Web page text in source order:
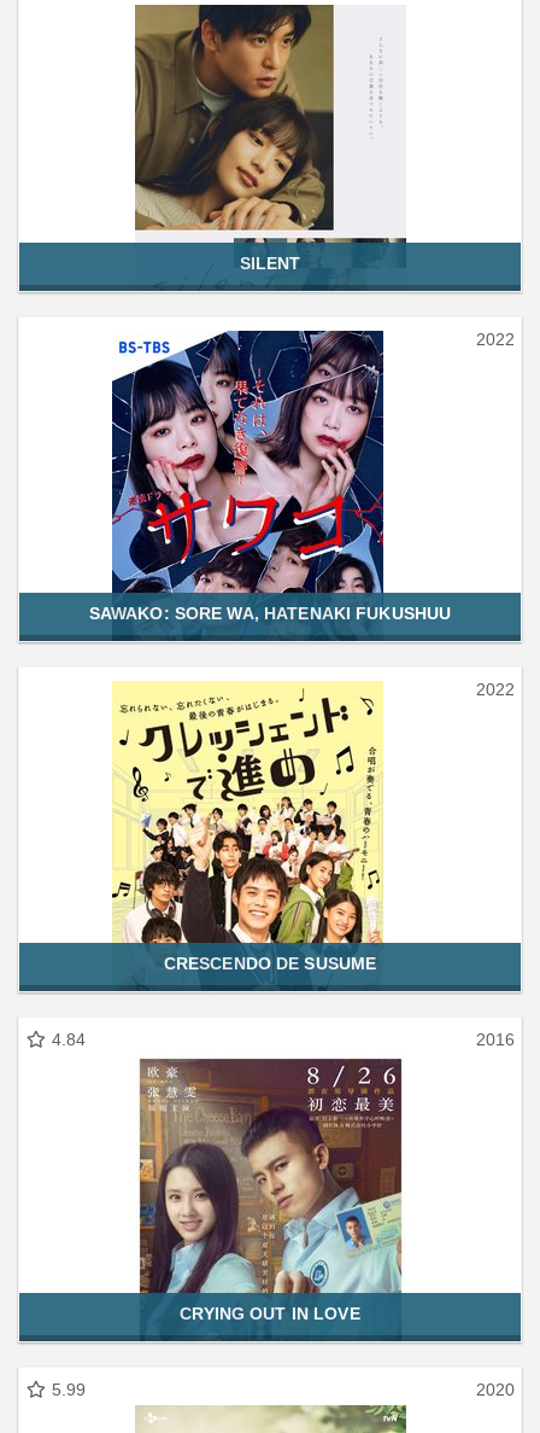
SILENT
2022
SAWAKO: SORE WA, HATENAKI FUKUSHUU
2022
CRESCENDO DE SUSUME
4.84 2016
CRYING OUT IN LOVE
5.99 2020